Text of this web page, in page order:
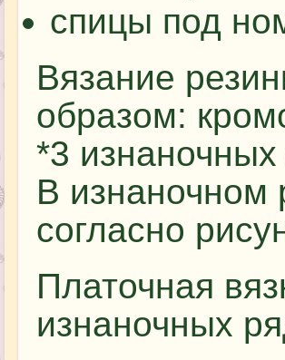
спицы под
Вязание
образом:
*3
В изнаночном
согласно
Платочная
изнаночных